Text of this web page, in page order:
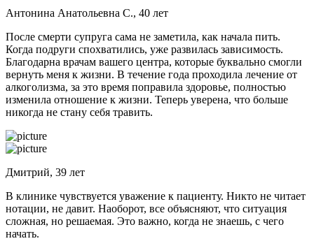
Антонина Анатольевна С., 40 лет
После смерти супруга сама не заметила, как начала пить.
Когда подруги спохватились, уже развилась зависимость.
Благодарна врачам вашего центра, которые буквально смогли
вернуть меня к жизни. В течение года проходила лечение от
алкоголизма, за это время поправила здоровье, полностью
изменила отношение к жизни. Теперь уверена, что больше
никогда не стану себя травить.
Дмитрий, 39 лет
В клинике чувствуется уважение к пациенту. Никто не читает
нотации, не давит. Наоборот, все объясняют, что ситуация
сложная, но решаемая. Это важно, когда не знаешь, с чего
начать.